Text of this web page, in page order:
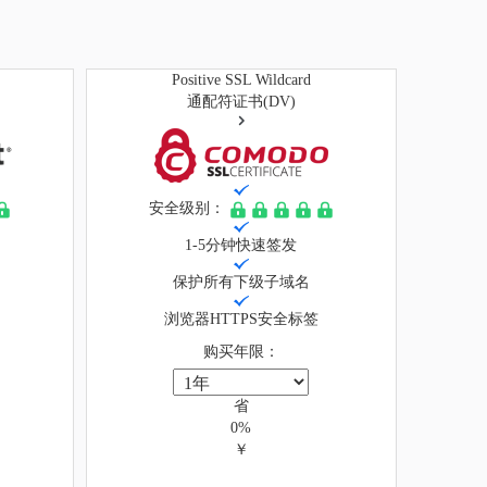
Positive SSL Wildcard
通配符证书(DV)
安全级别：
1-5分钟快速签发
保护所有下级子域名
浏览器HTTPS安全标签
购买年限：
省
0%
￥